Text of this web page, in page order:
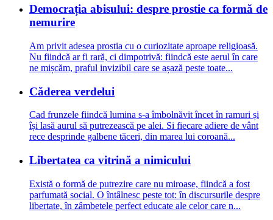
Democrația abisului: despre prostie ca formă de
nemurire
Am privit adesea prostia cu o curiozitate aproape religioasă.
Nu fiindcă ar fi rară, ci dimpotrivă: fiindcă este aerul în care
ne mișcăm, praful invizibil care se așază peste toate...
Căderea verdelui
Cad frunzele fiindcă lumina s-a îmbolnăvit încet în ramuri și
își lasă aurul să putrezească pe alei. Si fiecare adiere de vânt
rece desprinde galbene tăceri, din marea lui coroană...
Libertatea ca vitrină a nimicului
Există o formă de putrezire care nu miroase, fiindcă a fost
parfumată social. O întâlnesc peste tot: în discursurile despre
libertate, în zâmbetele perfect educate ale celor care n...